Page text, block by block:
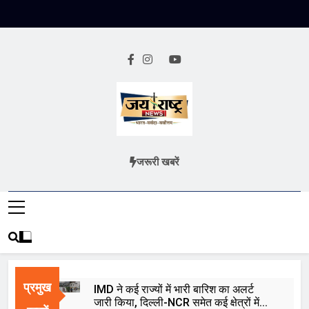
Jai Rashtra
हिंदी समाचार
जरूरी खबरें
प्रमुख
IMD ने कई राज्यों में भारी बारिश का अलर्ट
जारी किया, दिल्ली-NCR समेत कई क्षेत्रों में